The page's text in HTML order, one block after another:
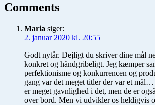
Comments
Maria siger:
2. januar 2020 kl. 20:55
Godt nytår. Dejligt du skriver dine mål
konkret og håndgribeligt. Jeg kæmper
perfektionisme og konkurrencen og
gang var det meget titler der var et
er meget gavnlighed i det, men de er
over bord. Men vi udvikler os heldigvis